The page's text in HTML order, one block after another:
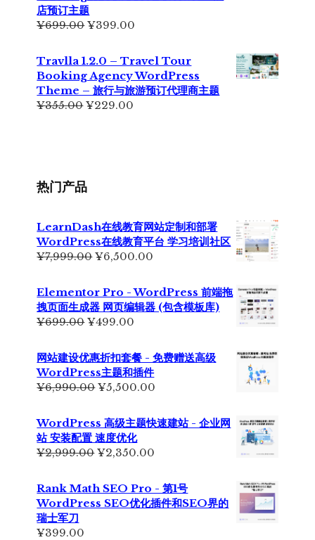
为：
店预订主题
¥699.00原
¥699.00。
¥399.00
格
为：
¥399.00。
Travlla 1.2.0 – Travel Tour
Booking Agency WordPress
Theme – 旅行与旅游预订代理商主题
¥355.00原
¥229.00
热门产品
LearnDash在线教育网站定制和部署
WordPress在线教育平台 学习培训社区
¥7,999.00原
为：
¥7,999.00。
¥6,500.00
价
格
为：
Elementor Pro - WordPress 前端拖
拽页面生成器 网页编辑器 (包含模板库)
¥699.00原
为：
¥699.00。
¥499.00
价
格
为：
¥499.00。
网站建设优惠折扣套餐 - 免费赠送高级
WordPress主题和插件
¥6,990.00原
为：
¥6,990.00。
¥5,500.00
价
格
WordPress 高级主题快速建站 - 企业网
站 安装配置 速度优化
¥2,999.00原
为：
¥2,999.00。
¥2,350.00
价
格
为：
Rank Math SEO Pro - 第1号
WordPress SEO优化插件和SEO界的
瑞士军刀
¥399.00